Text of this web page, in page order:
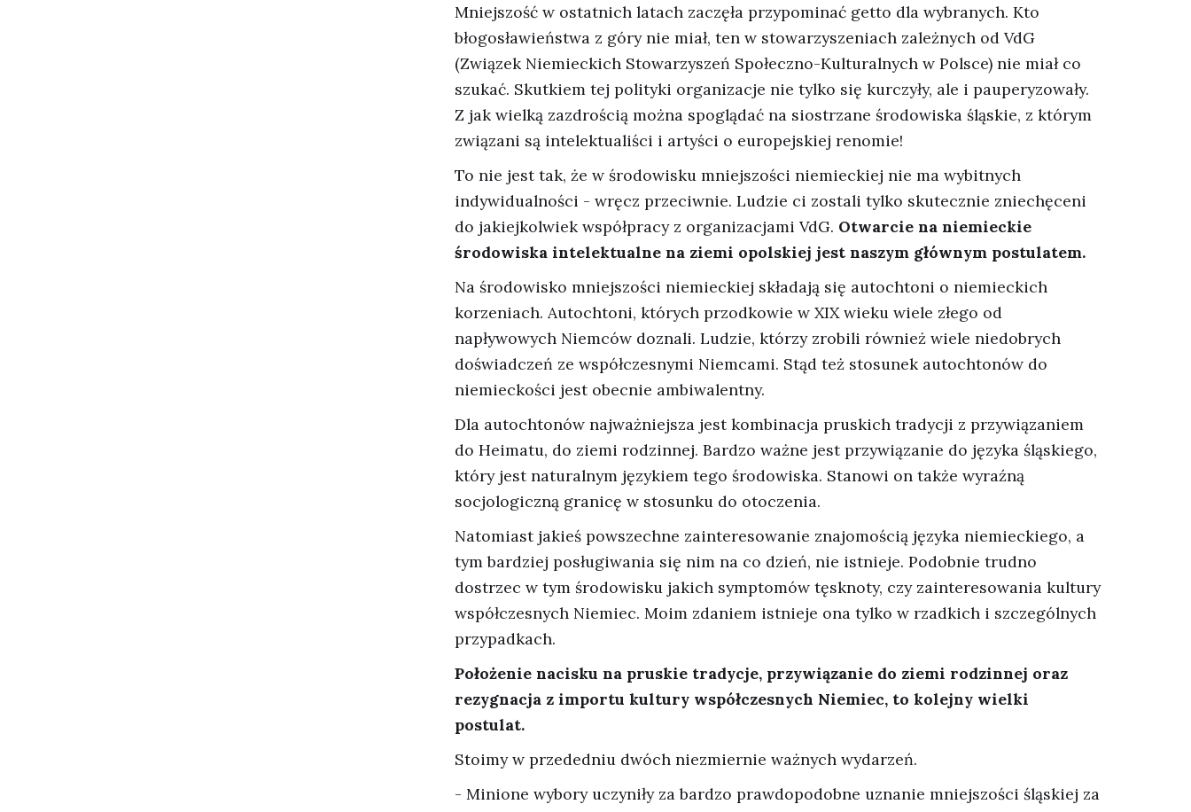
Mniejszość w ostatnich latach zaczęła przypominać getto dla wybranych. Kto
błogosławieństwa z góry nie miał, ten w stowarzyszeniach zależnych od VdG
(Związek Niemieckich Stowarzyszeń Społeczno-Kulturalnych w Polsce) nie miał co
szukać. Skutkiem tej polityki organizacje nie tylko się kurczyły, ale i pauperyzowały.
Z jak wielką zazdrością można spoglądać na siostrzane środowiska śląskie, z którym
związani są intelektualiści i artyści o europejskiej renomie!
To nie jest tak, że w środowisku mniejszości niemieckiej nie ma wybitnych
indywidualności - wręcz przeciwnie. Ludzie ci zostali tylko skutecznie zniechęceni
do jakiejkolwiek współpracy z organizacjami VdG. Otwarcie na niemieckie
środowiska intelektualne na ziemi opolskiej jest naszym głównym postulatem.
Na środowisko mniejszości niemieckiej składają się autochtoni o niemieckich
korzeniach. Autochtoni, których przodkowie w XIX wieku wiele złego od
napływowych Niemców doznali. Ludzie, którzy zrobili również wiele niedobrych
doświadczeń ze współczesnymi Niemcami. Stąd też stosunek autochtonów do
niemieckości jest obecnie ambiwalentny.
Dla autochtonów najważniejsza jest kombinacja pruskich tradycji z przywiązaniem
do Heimatu, do ziemi rodzinnej. Bardzo ważne jest przywiązanie do języka śląskiego,
który jest naturalnym językiem tego środowiska. Stanowi on także wyraźną
socjologiczną granicę w stosunku do otoczenia.
Natomiast jakieś powszechne zainteresowanie znajomością języka niemieckiego, a
tym bardziej posługiwania się nim na co dzień, nie istnieje. Podobnie trudno
dostrzec w tym środowisku jakich symptomów tęsknoty, czy zainteresowania kultury
współczesnych Niemiec. Moim zdaniem istnieje ona tylko w rzadkich i szczególnych
przypadkach.
Położenie nacisku na pruskie tradycje, przywiązanie do ziemi rodzinnej oraz
rezygnacja z importu kultury współczesnych Niemiec, to kolejny wielki
postulat.
Stoimy w przededniu dwóch niezmiernie ważnych wydarzeń.
- Minione wybory uczyniły za bardzo prawdopodobne uznanie mniejszości śląskiej za